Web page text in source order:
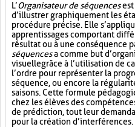
L’Organisateur de séquencesest
d’illustrer graphiquement les
procédure précise. Elle
apprentissages comportant
résultat ou à une conséquence
séquencesa comme but
visuellegrâce à l’utilisation de
l’ordre pour représenter la
séquence, ou encore la
saisons. Cette formule
chez les élèves des
de prédiction, tout leur
pour la création d’interférences.